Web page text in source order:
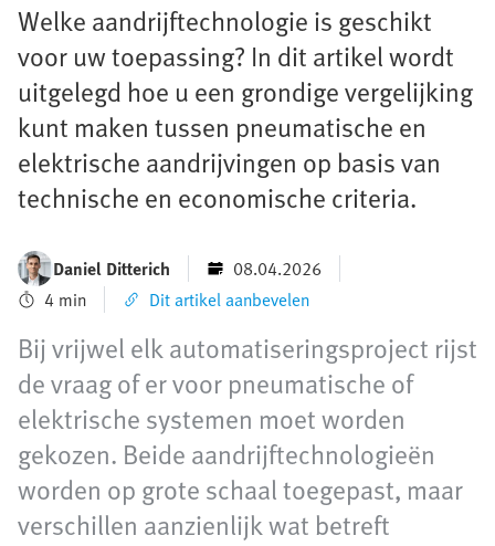
Welke aandrijftechnologie is geschikt
voor uw toepassing? In dit artikel wordt
uitgelegd hoe u een grondige vergelijking
kunt maken tussen pneumatische en
elektrische aandrijvingen op basis van
technische en economische criteria.
Daniel Ditterich
08.04.2026
4 min
Dit artikel aanbevelen
Bij vrijwel elk automatiseringsproject rijst
de vraag of er voor pneumatische of
elektrische systemen moet worden
gekozen. Beide aandrijftechnologieën
worden op grote schaal toegepast, maar
verschillen aanzienlijk wat betreft